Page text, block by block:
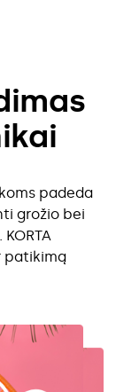
padeda
grožio bei
patikimą